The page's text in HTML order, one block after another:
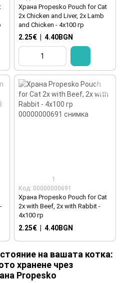
Храна Propesko Pouch for Cat
2x Chicken and Liver, 2x Lamb
and Chicken - 4x100 гр
2.25€ 4.40BGN
1
Код: 00000000691
Храна Propesko Pouch for Cat
2x with Beef, 2x with Rabbit -
4x100 гр
2.25€ 4.40BGN
на вашата котка:
хранене чрез
Propesko